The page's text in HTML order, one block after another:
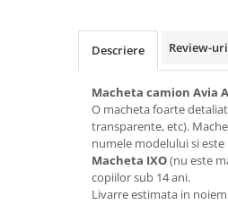
Machete autoturisme de
Machete autoturisme moderne
Machete motorsport
Machete motociclete
Accesorii machete
Descriere Review-uri
Macheta camion Avia
O macheta foarte
transparente, etc).
numele modelului si
Macheta IXO(nu este
copiilor sub 14 ani.
Livarre estimata in